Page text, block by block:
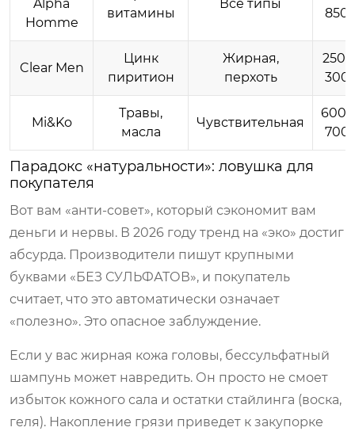
Alpha
Homme
витамины
Все типы
850
Clear Men
Цинк
пиритион
Жирная,
перхоть
250–
300
Mi&Ko
Травы,
масла
Чувствительная
600–
700
Парадокс «натуральности»: ловушка для
покупателя
Вот вам «анти-совет», который сэкономит вам
деньги и нервы. В 2026 году тренд на «эко» достиг
абсурда. Производители пишут крупными
буквами «БЕЗ СУЛЬФАТОВ», и покупатель
считает, что это автоматически означает
«полезно». Это опасное заблуждение.
Если у вас жирная кожа головы, бессульфатный
шампунь может навредить. Он просто не смоет
избыток кожного сала и остатки стайлинга (воска,
геля). Накопление грязи приведет к закупорке